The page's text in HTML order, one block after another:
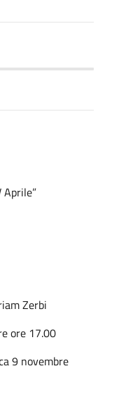
Aprile”
Zerbi
ore 17.00
9 novembre